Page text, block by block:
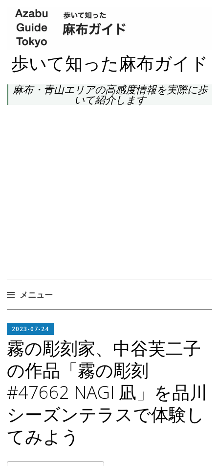
歩いて知った麻布ガイド
麻布・青山エリアの高感度情報を実際に歩
いて紹介します
メニュー
ン
テ
ン
ツ
へ
ス
ッ
2023-07-24
CHIEF
霧の彫刻家、中谷芙二子
の作品「霧の彫刻
#47662 NAGI 凪」を品川
シーズンテラスで体験し
てみよう